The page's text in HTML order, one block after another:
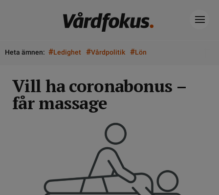
Heta ämnen: #Ledighet #Vårdpolitik #Lön
Vill ha coronabonus –
får massage